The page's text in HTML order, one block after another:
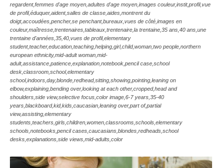
regardent,femmes d'age moyen,adultes d'age moyen,images couleur,instit,profil,vue
de profil,éduquer,aident,salles de classe,aides,montrent du
doigt,accoudées,pencher,se penchant,bureaux,vues de côté,images en
couleur,maîtresse,trentenaires,tableaux,trentenaire,la trentaine,35 ans,40 ans,une
trentaine d'années,35,40,vues de profil,elementary
student,teacher,education,teaching,helping,girl,child,woman,two people,northern
european ethnicity,mid-adult woman,mid-
adult,assistance,patience,explanation,notebook,pencil case,school
desk,classroom,school,elementary
school,indoors,day,blonde,redhead,sitting,showing,pointing,leaning on
elbow,explaining,bending over,looking at each other,cropped,head and
shoulders,side view,selective focus,color image,6-7 years,35-40
years,blackboard,kid,kids,caucasian,leaning over,part of,partial
view,assisting,elementary
students,teachers,girls,children,women,classrooms,schools,elementary
schools,notebooks,pencil cases,caucasians,blondes,redheads,school
desks,explanations,side views,mid-adults,color